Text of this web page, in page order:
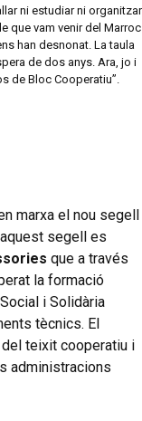
ni estudiar ni organitzar
que vam venir del Marroc
han desnonat. La taula
de dos anys. Ara, jo i
de Bloc Cooperatiu”.
marxa el nou segell
segell es
que a través
la formació
i Solidària
tècnics. El
teixit cooperatiu i
administracions